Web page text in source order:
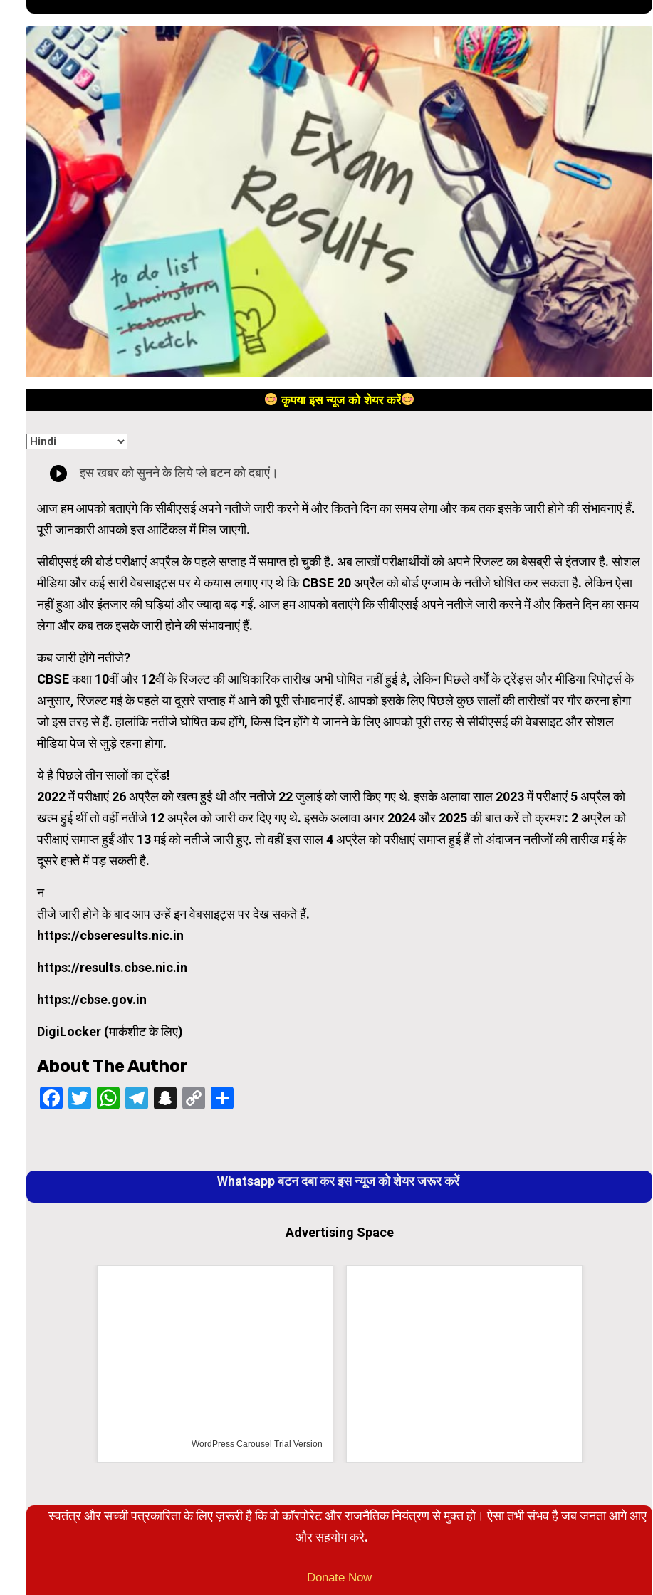
कृपया इस न्यूज को शेयर करें
आज हम आपको बताएंगे कि सीबीएसई अपने नतीजे जारी करने में और कितने दिन का समय लेगा और कब तक इसके जारी होने की संभावनाएं हैं.
पूरी जानकारी आपको इस आर्टिकल में मिल जाएगी.
सीबीएसई की बोर्ड परीक्षाएं अप्रैल के पहले सप्ताह में समाप्त हो चुकी है. अब लाखों परीक्षार्थीयों को अपने रिजल्ट का बेसब्री से इंतजार है. सोशल
मीडिया और कई सारी वेबसाइट्स पर ये कयास लगाए गए थे कि CBSE 20 अप्रैल को बोर्ड एग्जाम के नतीजे घोषित कर सकता है. लेकिन ऐसा
नहीं हुआ और इंतजार की घड़ियां और ज्यादा बढ़ गईं. आज हम आपको बताएंगे कि सीबीएसई अपने नतीजे जारी करने में और कितने दिन का समय
लेगा और कब तक इसके जारी होने की संभावनाएं हैं.
कब जारी होंगे नतीजे?
CBSE कक्षा 10वीं और 12वीं के रिजल्ट की आधिकारिक तारीख अभी घोषित नहीं हुई है, लेकिन पिछले वर्षों के ट्रेंड्स और मीडिया रिपोर्ट्स के
अनुसार, रिजल्ट मई के पहले या दूसरे सप्ताह में आने की पूरी संभावनाएं हैं. आपको इसके लिए पिछले कुछ सालों की तारीखों पर गौर करना होगा
जो इस तरह से हैं. हालांकि नतीजे घोषित कब होंगे, किस दिन होंगे ये जानने के लिए आपको पूरी तरह से सीबीएसई की वेबसाइट और सोशल
मीडिया पेज से जुड़े रहना होगा.
ये है पिछले तीन सालों का ट्रेंड!
2022 में परीक्षाएं 26 अप्रैल को खत्म हुई थी और नतीजे 22 जुलाई को जारी किए गए थे. इसके अलावा साल 2023 में परीक्षाएं 5 अप्रैल को
खत्म हुई थीं तो वहीं नतीजे 12 अप्रैल को जारी कर दिए गए थे. इसके अलावा अगर 2024 और 2025 की बात करें तो क्रमश: 2 अप्रैल को
परीक्षाएं समाप्त हुईं और 13 मई को नतीजे जारी हुए. तो वहीं इस साल 4 अप्रैल को परीक्षाएं समाप्त हुई हैं तो अंदाजन नतीजों की तारीख मई के
दूसरे हफ्ते में पड़ सकती है.
न
तीजे जारी होने के बाद आप उन्हें इन वेबसाइट्स पर देख सकते हैं.
https://cbseresults.nic.in
https://results.cbse.nic.in
https://cbse.gov.in
DigiLocker (मार्कशीट के लिए)
About The Author
Facebook
Twitter
WhatsApp
Telegram
Snapchat
Copy
Reading
Whatsapp बटन दबा कर इस न्यूज को शेयर जरूर करें
Advertising Space
WordPress Carousel Trial Version
स्वतंत्र और सच्ची पत्रकारिता के लिए ज़रूरी है कि वो कॉरपोरेट और राजनैतिक नियंत्रण से मुक्त हो। ऐसा तभी संभव है जब जनता आगे आए
और सहयोग करे.
Donate Now
WordPress Carousel Trial Version WordPress Carousel Trial Version